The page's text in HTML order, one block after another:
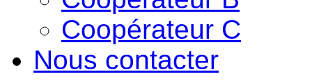
Coopérateur C
Nous contacter